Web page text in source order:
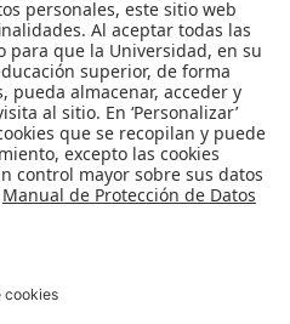
Eventos...
Decreto 1297 del 30 de mayo de